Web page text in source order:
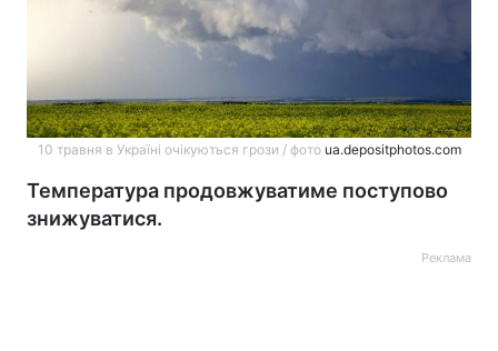
10 травня в Україні очікуються грози / фото ua.depositphotos.com
Температура продовжуватиме поступово
знижуватися.
Реклама